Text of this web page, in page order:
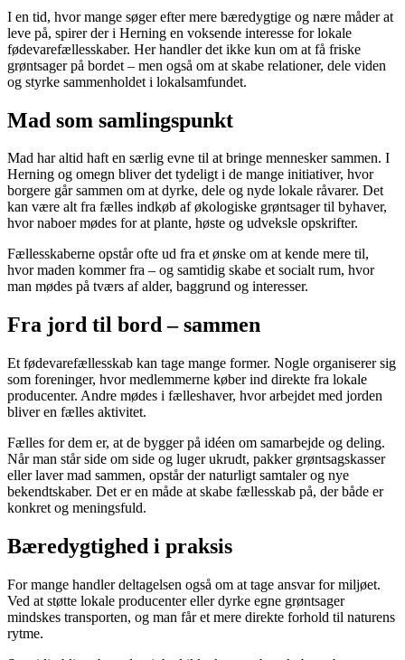
I en tid, hvor mange søger efter mere bæredygtige og nære måder at
leve på, spirer der i Herning en voksende interesse for lokale
fødevarefællesskaber. Her handler det ikke kun om at få friske
grøntsager på bordet – men også om at skabe relationer, dele viden
og styrke sammenholdet i lokalsamfundet.
Mad som samlingspunkt
Mad har altid haft en særlig evne til at bringe mennesker sammen. I
Herning og omegn bliver det tydeligt i de mange initiativer, hvor
borgere går sammen om at dyrke, dele og nyde lokale råvarer. Det
kan være alt fra fælles indkøb af økologiske grøntsager til byhaver,
hvor naboer mødes for at plante, høste og udveksle opskrifter.
Fællesskaberne opstår ofte ud fra et ønske om at kende mere til,
hvor maden kommer fra – og samtidig skabe et socialt rum, hvor
man mødes på tværs af alder, baggrund og interesser.
Fra jord til bord – sammen
Et fødevarefællesskab kan tage mange former. Nogle organiserer sig
som foreninger, hvor medlemmerne køber ind direkte fra lokale
producenter. Andre mødes i fælleshaver, hvor arbejdet med jorden
bliver en fælles aktivitet.
Fælles for dem er, at de bygger på idéen om samarbejde og deling.
Når man står side om side og luger ukrudt, pakker grøntsagskasser
eller laver mad sammen, opstår der naturligt samtaler og nye
bekendtskaber. Det er en måde at skabe fællesskab på, der både er
konkret og meningsfuld.
Bæredygtighed i praksis
For mange handler deltagelsen også om at tage ansvar for miljøet.
Ved at støtte lokale producenter eller dyrke egne grøntsager
mindskes transporten, og man får et mere direkte forhold til naturens
rytme.